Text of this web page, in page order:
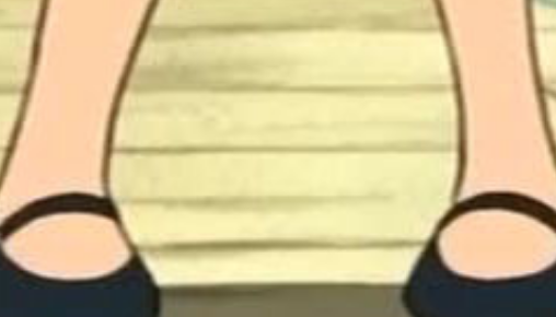
Video